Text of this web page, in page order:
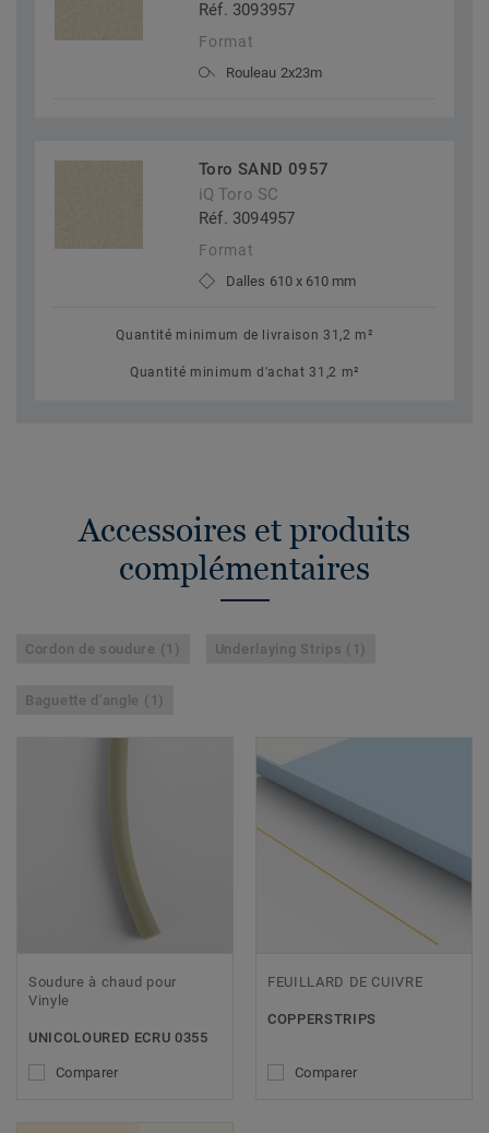
Réf. 3093957
Format
Rouleau 2x23m
Toro SAND 0957
iQ Toro SC
Réf. 3094957
Format
Dalles 610 x 610 mm
Quantité minimum de livraison 31,2 m²
Quantité minimum d'achat 31,2 m²
Accessoires et produits
complémentaires
Cordon de soudure (1) Underlaying Strips (1)
Baguette d'angle (1)
Soudure à chaud pour
Vinyle
UNICOLOURED ECRU 0355
Comparer
FEUILLARD DE CUIVRE
COPPERSTRIPS
Comparer